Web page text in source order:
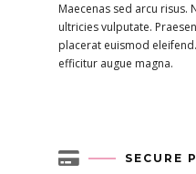
Maecenas sed arcu risus.
ultricies vulputate.
placerat euismod
efficitur augue magna.
 SECURE